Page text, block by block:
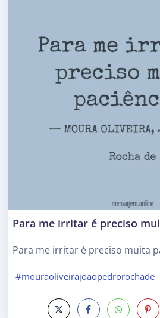
Para me irritar é preciso
Para me irritar é preciso muita
#mouraoliveirajoaopedrorochade